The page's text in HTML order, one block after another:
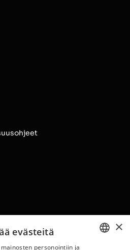
×
evästeitä
personointiin ja